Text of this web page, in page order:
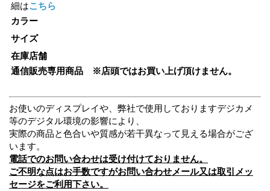
細はこちら
カラー
サイズ
在庫店舗
通信販売専用商品 ※店頭ではお買い上げ頂けません。
お使いのディスプレイや、弊社で使用しておりますデジカメ
等のデジタル環境の影響により、
実際の商品と色合いや質感が若干異なって見える場合がござ
います。
電話でのお問い合わせは受け付けておりません。
ご不明な点はお手数ですがお問い合わせメール又は取引メッ
セージをご利用下さい。